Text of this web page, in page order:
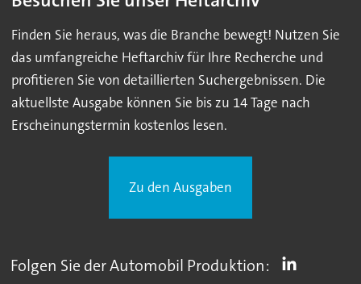
Finden Sie heraus, was die Branche bewegt! Nutzen Sie
das umfangreiche Heftarchiv für Ihre Recherche und
profitieren Sie von detaillierten Suchergebnissen. Die
aktuellste Ausgabe können Sie bis zu 14 Tage nach
Erscheinungstermin kostenlos lesen.
Zu den Ausgaben
Folgen Sie der Automobil Produktion: